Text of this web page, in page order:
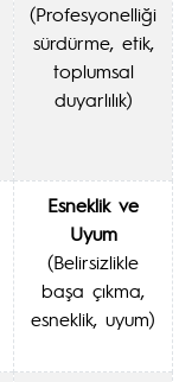
(Profesyonelliği
sürdürme, etik,
toplumsal
duyarlılık)
Esneklik ve
Uyum
(Belirsizlikle
başa çıkma,
esneklik, uyum)